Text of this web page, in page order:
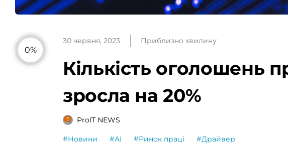
0%
30 червня, 2023 Приблизно хвилину
Кількість оголошень
зросла на 20%
ProIT NEWS
#Новини #AI #Ринок праці #Драйвер